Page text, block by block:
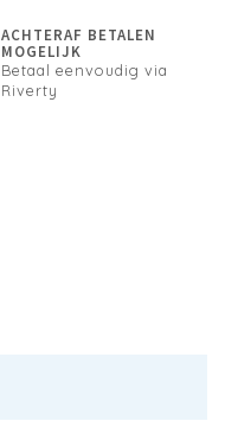
ACHTERAF BETALEN
MOGELIJK
Betaal eenvoudig via
Riverty